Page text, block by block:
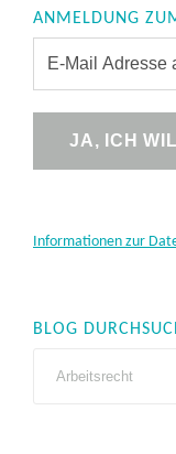
ANMELDUNG
Informationen zur
BLOG